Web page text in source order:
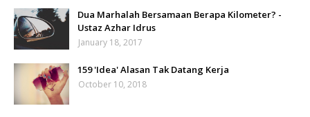
Dua Marhalah Bersamaan Berapa Kilometer? -
Ustaz Azhar Idrus
January 18, 2017
159 'Idea' Alasan Tak Datang Kerja
October 10, 2018